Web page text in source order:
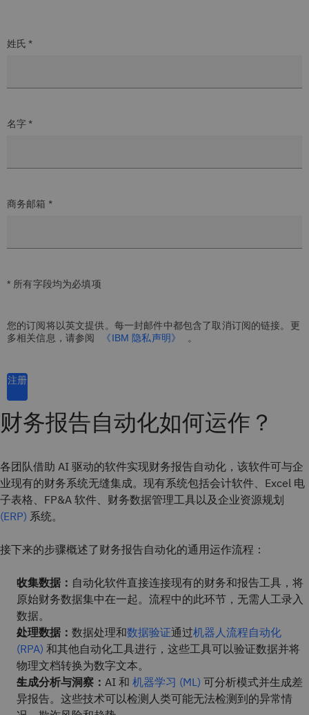
姓氏 *
名字 *
商务邮箱 *
* 所有字段均为必填项
您的订阅将以英文提供。每一封邮件中都包含了取消订阅的链接。更
多相关信息，请参阅
《IBM 隐私声明》 。
注册
财务报告自动化如何运作？
各团队借助 AI 驱动的软件实现财务报告自动化，该软件可与企
业现有的财务系统无缝集成。现有系统包括会计软件、Excel 电
子表格、FP&A 软件、财务数据管理工具以及企业资源规划
(ERP) 系统。
接下来的步骤概述了财务报告自动化的通用运作流程：
收集数据： 自动化软件直接连接现有的财务和报告工具，将
原始财务数据集中在一起。流程中的此环节，无需人工录入
数据。
处理数据： 数据处理和数据验证通过机器人流程自动化
(RPA) 和其他自动化工具进行，这些工具可以验证数据并将
物理文档转换为数字文本。
生成分析与洞察： AI 和 机器学习 (ML) 可分析模式并生成差
异报告。这些技术可以检测人类可能无法检测到的异常情